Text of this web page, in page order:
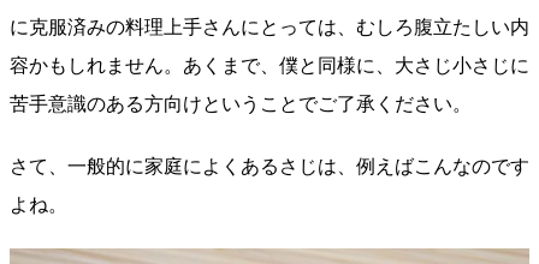
に克服済みの料理上手さんにとっては、むしろ腹立たしい内
容かもしれません。あくまで、僕と同様に、大さじ小さじに
苦手意識のある方向けということでご了承ください。
さて、一般的に家庭によくあるさじは、例えばこんなのです
よね。